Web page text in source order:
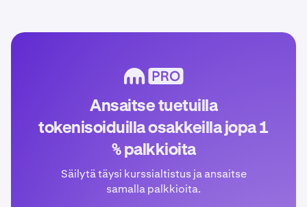
Ansaitse tuetuilla
tokenisoiduilla osakkeilla jopa 1
% palkkioita
Säilytä täysi kurssialtistus ja ansaitse
samalla palkkioita.